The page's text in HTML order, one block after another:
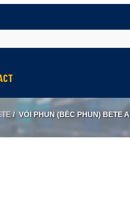
/ VÒI PHUN (BÉC PHUN) BETE AFF VÒI